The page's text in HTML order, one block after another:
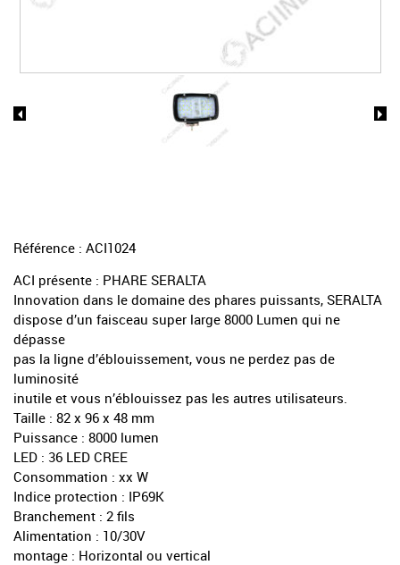
Référence : ACI1024
ACI présente : PHARE SERALTA
Innovation dans le domaine des phares puissants, SERALTA
dispose d’un faisceau super large 8000 Lumen qui ne
dépasse
pas la ligne d’éblouissement, vous ne perdez pas de
luminosité
inutile et vous n’éblouissez pas les autres utilisateurs.
Taille : 82 x 96 x 48 mm
Puissance : 8000 lumen
LED : 36 LED CREE
Consommation : xx W
Indice protection : IP69K
Branchement : 2 fils
Alimentation : 10/30V
montage : Horizontal ou vertical